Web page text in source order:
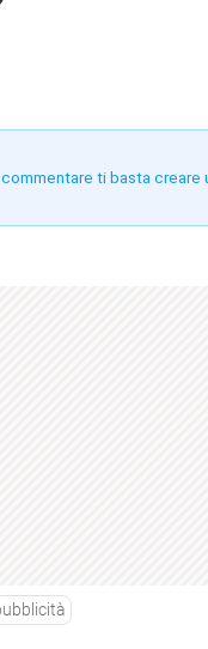
ti basta